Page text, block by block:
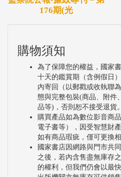
176期(光
購物須知
為了保障您的權益，國家
十天的鑑賞期（含例假日
內寄回（以郵戳或收執聯
態與完整包裝(商品、附件
品等)，否則恕不接受退貨。
購買產品如為數位影音商
電子書等），因受智慧財
如有商品瑕疵，僅可更換相
國家書店因網路與門市共
之後，若內含售盡無庫存
的權利，但我們仍會以最